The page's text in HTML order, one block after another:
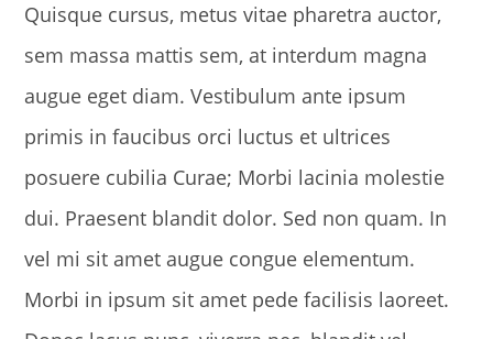
Quisque cursus, metus vitae pharetra auctor,
sem massa mattis sem, at interdum magna
augue eget diam. Vestibulum ante ipsum
primis in faucibus orci luctus et ultrices
posuere cubilia Curae; Morbi lacinia molestie
dui. Praesent blandit dolor. Sed non quam. In
vel mi sit amet augue congue elementum.
Morbi in ipsum sit amet pede facilisis laoreet.